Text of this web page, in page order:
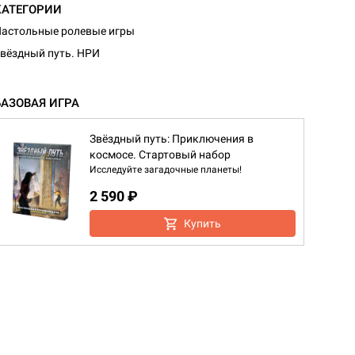
ролевые игры
путь. НРИ
ИГРА
Звёздный путь: Приключения в
космосе. Стартовый набор
Исследуйте загадочные планеты!
2 590 ₽
Купить